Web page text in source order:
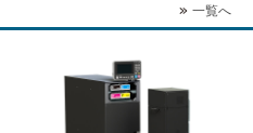
一覧へ